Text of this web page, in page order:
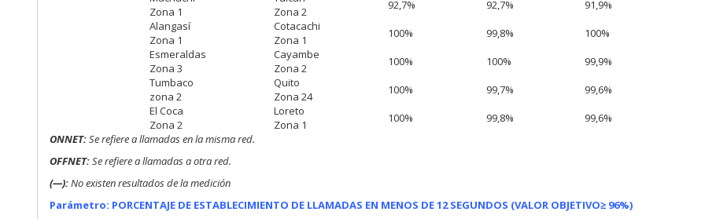
Zona 1
Zona 2
92,7% 92,7%
91,9%
Alangasí
Zona 1
Cotacachi
Zona 1
100% 99,8%
100%
Esmeraldas
Zona 3
Cayambe
Zona 2
100% 100%
99,9%
Tumbaco
zona 2
Quito
Zona 24
100% 99,7%
99,6%
El Coca
Zona 2
Loreto
Zona 1
100% 99,8%
99,6%
ONNET:Se refiere allamadas en la misma red.
OFFNET:Se refiere a llamadas a otra red.
(—):No existen resultados de la medición
Parámetro: PORCENTAJE DE ESTABLECIMIENTO DE LLAMADAS EN MENOS DE 12 SEGUNDOS (VALOR OBJETIVO≥ 96%)